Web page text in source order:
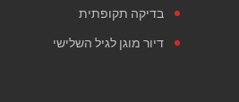
בדיקה תקופתית
דיור מוגן לגיל השלישי